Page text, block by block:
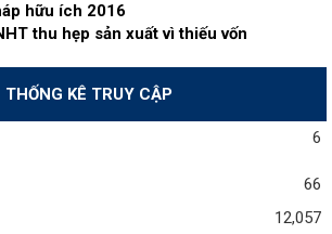
hữu ích 2016
thu hẹp sản xuất vì thiếu vốn
THỐNG KÊ TRUY CẬP
6
66
12,057